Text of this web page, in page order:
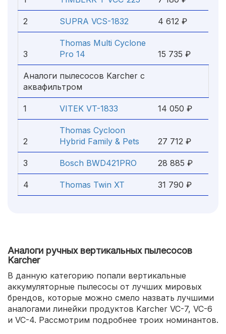
2 SUPRA VCS-1832 4 612 ₽
3
Thomas Multi Cyclone
Pro 14
15 735 ₽
Аналоги пылесосов Karcher с
аквафильтром
1 VITEK VT-1833 14 050 ₽
2
Thomas Cycloon
Hybrid Family & Pets
27 712 ₽
3 Bosch BWD421PRO 28 885 ₽
4 Thomas Twin XT 31 790 ₽
Аналоги ручных вертикальных пылесосов
Karcher
В данную категорию попали вертикальные
аккумуляторные пылесосы от лучших мировых
брендов, которые можно смело назвать лучшими
аналогами линейки продуктов Karcher VC-7, VC-6
и VC-4. Рассмотрим подробнее троих номинантов.